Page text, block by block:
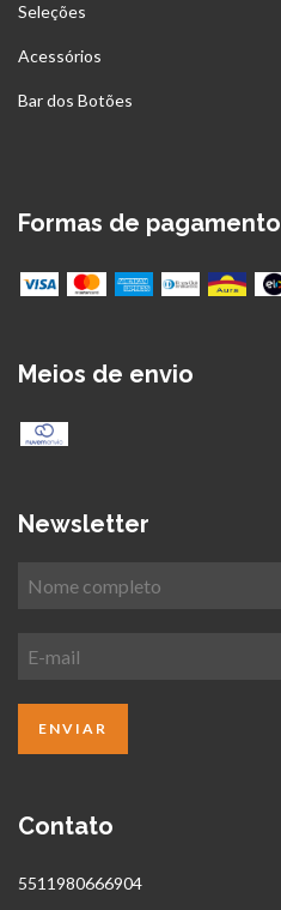
Seleções
Acessórios
Bar dos Botões
Formas de pagamento
Meios de envio
Newsletter
Contato
5511980666904